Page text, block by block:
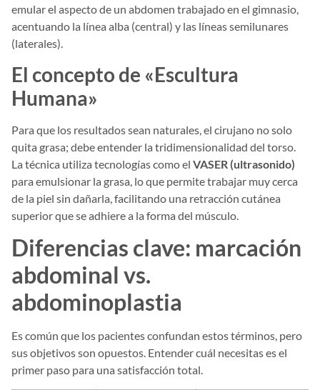
emular el aspecto de un abdomen trabajado en el gimnasio,
acentuando la línea alba (central) y las líneas semilunares
(laterales).
El concepto de «Escultura
Humana»
Para que los resultados sean naturales, el cirujano no solo
quita grasa; debe entender la tridimensionalidad del torso.
La técnica utiliza tecnologías como el VASER (ultrasonido)
para emulsionar la grasa, lo que permite trabajar muy cerca
de la piel sin dañarla, facilitando una retracción cutánea
superior que se adhiere a la forma del músculo.
Diferencias clave: marcación
abdominal vs.
abdominoplastia
Es común que los pacientes confundan estos términos, pero
sus objetivos son opuestos. Entender cuál necesitas es el
primer paso para una satisfacción total.